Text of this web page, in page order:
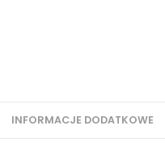
INFORMACJE DODATKOWE